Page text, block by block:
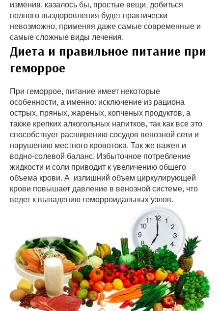
изменив, казалось бы, простые вещи, добиться
полного выздоровления будет практически
невозможно, применяя даже самые современные и
самые сложные виды лечения.
Диета и правильное питание при
геморрое
При геморрое, питание имеет некоторые
особенности, а именно: исключение из рациона
острых, пряных, жареных, копченых продуктов, а
также крепких алкогольных напитков, так как все это
способствует расширению сосудов венозной сети и
нарушению местного кровотока. Так же важен и
водно-солевой баланс. Избыточное потребление
жидкости и соли приводит к увеличению общего
объема крови. А излишний объем циркулирующей
крови повышает давление в венозной системе, что
ведет к выпадению геморроидальных узлов.